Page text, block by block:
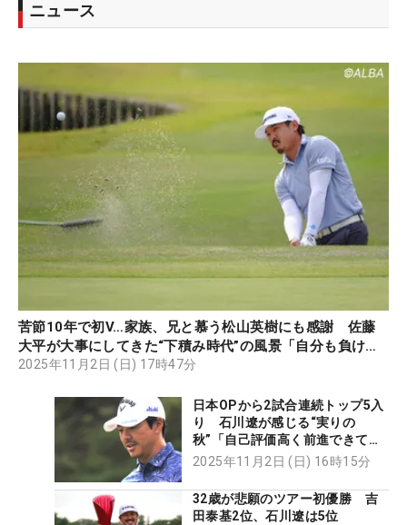
ニュース
苦節10年で初V…家族、兄と慕う松山英樹にも感謝 佐藤
大平が大事にしてきた“下積み時代”の風景「自分も負けら
れない」
2025年11月2日 (日) 17時47分
日本OPから2試合連続トップ5入
り 石川遼が感じる“実りの
秋”「自己評価高く前進できてい
る」
2025年11月2日 (日) 16時15分
32歳が悲願のツアー初優勝 吉
田泰基2位、石川遼は5位